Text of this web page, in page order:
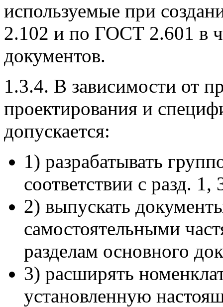
используемые при
2.102 и по ГОСТ 2.601 в
документов.
1.3.4. В зависимости от
проектирования и
допускается:
1) разрабатывать
соответствии с разд.
2) выпускать
самостоятельными
разделам основного
3) расширять
установленную